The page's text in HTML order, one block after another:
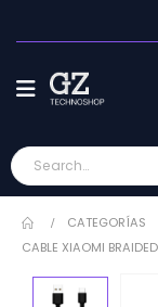
CATEGORÍAS
CABLE XIAOMI